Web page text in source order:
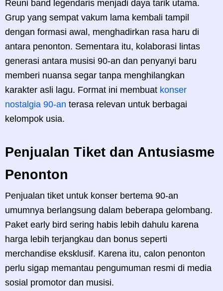
Reuni band legendaris menjadi daya tarik utama.
Grup yang sempat vakum lama kembali tampil
dengan formasi awal, menghadirkan rasa haru di
antara penonton. Sementara itu, kolaborasi lintas
generasi antara musisi 90-an dan penyanyi baru
memberi nuansa segar tanpa menghilangkan
karakter asli lagu. Format ini membuat konser
nostalgia 90-an terasa relevan untuk berbagai
kelompok usia.
Penjualan Tiket dan Antusiasme
Penonton
Penjualan tiket untuk konser bertema 90-an
umumnya berlangsung dalam beberapa gelombang.
Paket early bird sering habis lebih dahulu karena
harga lebih terjangkau dan bonus seperti
merchandise eksklusif. Karena itu, calon penonton
perlu sigap memantau pengumuman resmi di media
sosial promotor dan musisi.